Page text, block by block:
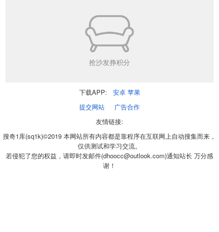
抢沙发挣积分
下载APP: 安卓 苹果
提交网站
广告合作
友情链接:
搜奇1库(sq1k)©2019 本网站所有内容都是靠程序在互联网上自动搜集而来，
仅供测试和学习交流。
若侵犯了您的权益，请即时发邮件(dhoocc@outlook.com)通知站长 万分感
谢！